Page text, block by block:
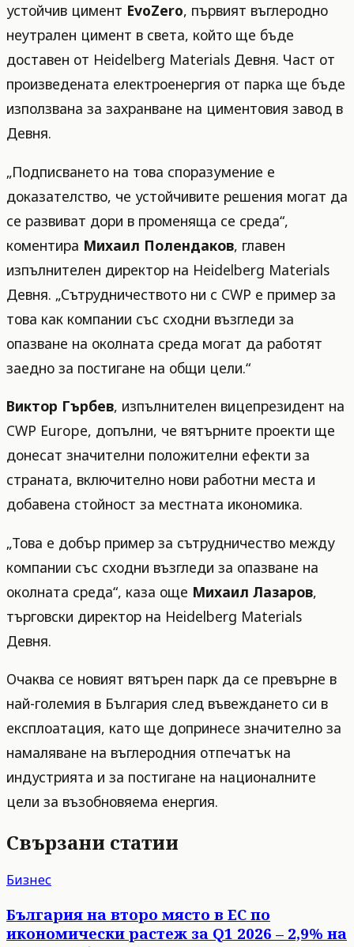
устойчив цимент EvoZero, първият въглеродно
неутрален цимент в света, който ще бъде
доставен от Heidelberg Materials Девня. Част от
произведената електроенергия от парка ще бъде
използвана за захранване на циментовия завод в
Девня.
„Подписването на това споразумение е
доказателство, че устойчивите решения могат да
се развиват дори в променяща се среда“,
коментира Михаил Полендаков, главен
изпълнителен директор на Heidelberg Materials
Девня. „Сътрудничеството ни с CWP е пример за
това как компании със сходни възгледи за
опазване на околната среда могат да работят
заедно за постигане на общи цели.“
Виктор Гърбев, изпълнителен вицепрезидент на
CWP Europe, допълни, че вятърните проекти ще
донесат значителни положителни ефекти за
страната, включително нови работни места и
добавена стойност за местната икономика.
„Това е добър пример за сътрудничество между
компании със сходни възгледи за опазване на
околната среда“, каза още Михаил Лазаров,
търговски директор на Heidelberg Materials
Девня.
Очаква се новият вятърен парк да се превърне в
най-големия в България след въвеждането си в
експлоатация, като ще допринесе значително за
намаляване на въглеродния отпечатък на
индустрията и за постигане на националните
цели за възобновяема енергия.
Свързани статии
Бизнес
България на второ място в ЕС по
икономически растеж за Q1 2026 – 2,9% на